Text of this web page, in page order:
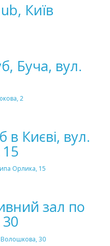
Київ
Буча, вул.
Києві, вул.
зал по